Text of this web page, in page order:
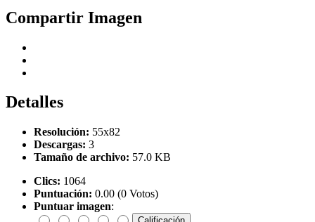
Compartir Imagen
Detalles
Resolución: 55x82
Descargas: 3
Tamaño de archivo: 57.0 KB
Clics: 1064
Puntuación: 0.00 (0 Votos)
Puntuar imagen: